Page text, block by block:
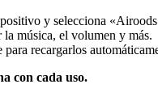
y selecciona
música, el volumen y más.
recargarlos
con cada uso.